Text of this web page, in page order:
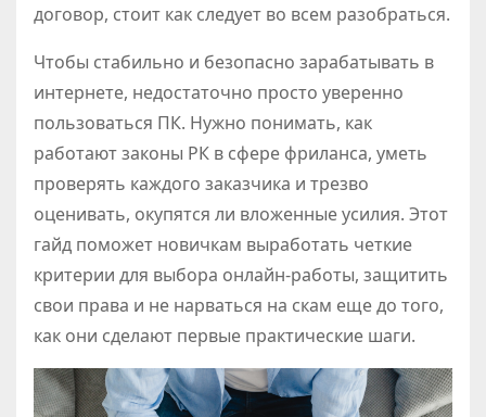
договор, стоит как следует во всем разобраться.
Чтобы стабильно и безопасно зарабатывать в
интернете, недостаточно просто уверенно
пользоваться ПК. Нужно понимать, как
работают законы РК в сфере фриланса, уметь
проверять каждого заказчика и трезво
оценивать, окупятся ли вложенные усилия. Этот
гайд поможет новичкам выработать четкие
критерии для выбора онлайн-работы, защитить
свои права и не нарваться на скам еще до того,
как они сделают первые практические шаги.